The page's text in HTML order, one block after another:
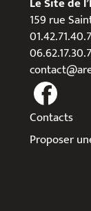
159 rue
Contacts
Proposer